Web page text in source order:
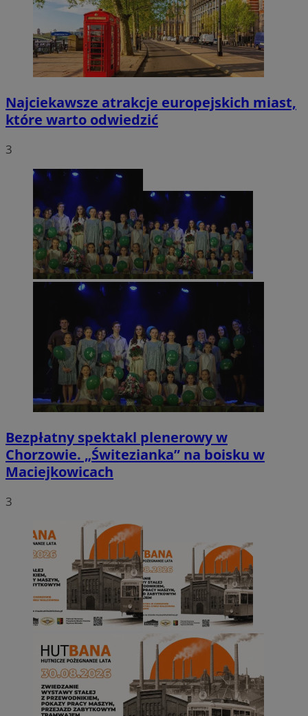
Najciekawsze atrakcje europejskich miast,
które warto odwiedzić
3
Bezpłatny spektakl plenerowy w
Chorzowie. „Świtezianka” na boisku w
Maciejkowicach
3